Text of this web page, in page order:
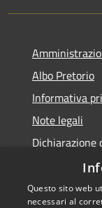
Albo Pretorio
Informativa
Note legali
Dichiarazione
Piano
Questo sito web
necessari al